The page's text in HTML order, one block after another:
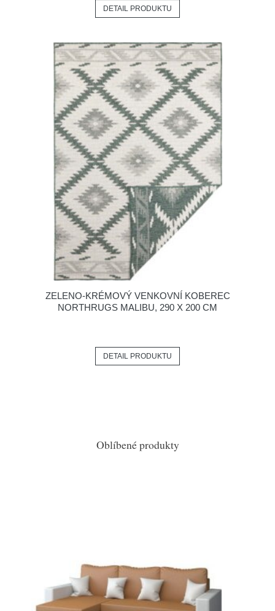
DETAIL PRODUKTU
ZELENO-KRÉMOVÝ VENKOVNÍ KOBEREC
NORTHRUGS MALIBU, 290 X 200 CM
DETAIL PRODUKTU
Oblíbené produkty